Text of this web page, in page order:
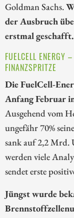
Goldman Sachs.
der Ausbruch
erstmal geschafft.
FUELCELL ENERGY
FINANZSPRITZE
Die FuelCell-
Anfang Februar
Ausgehend vom
ungefähr 70%
sank auf 2,2 Mrd.
werden viele
sendet erste
Jüngst wurde